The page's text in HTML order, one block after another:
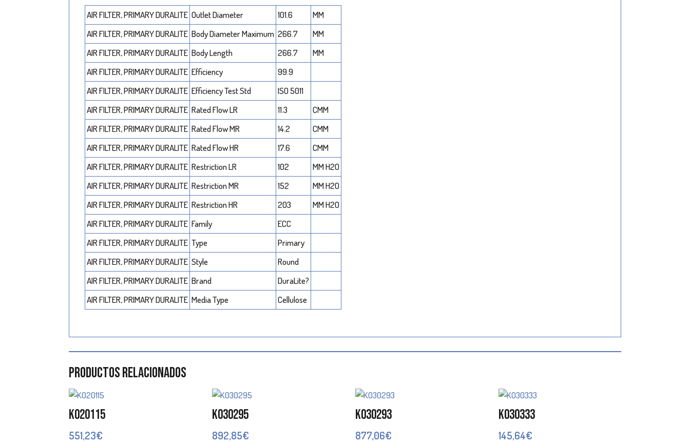
AIR FILTER, PRIMARY DURALITE Outlet Diameter 101.6
MM
AIR FILTER, PRIMARY DURALITE Body Diameter Maximum 266.7
MM
AIR FILTER, PRIMARY DURALITE Body Length 266.7
MM
AIR FILTER, PRIMARY DURALITE Efficiency
99.9
AIR FILTER, PRIMARY DURALITE Efficiency Test Std
ISO 5011
AIR FILTER, PRIMARY DURALITE Rated Flow LR 11.3
CMM
AIR FILTER, PRIMARY DURALITE Rated Flow MR 14.2
CMM
AIR FILTER, PRIMARY DURALITE Rated Flow HR 17.6
CMM
AIR FILTER, PRIMARY DURALITE Restriction LR 102
MM H2O
AIR FILTER, PRIMARY DURALITE Restriction MR 152
MM H2O
AIR FILTER, PRIMARY DURALITE Restriction HR 203
MM H2O
AIR FILTER, PRIMARY DURALITE Family
ECC
AIR FILTER, PRIMARY DURALITE Type
Primary
AIR FILTER, PRIMARY DURALITE Style
Round
AIR FILTER, PRIMARY DURALITE Brand
DuraLite?
AIR FILTER, PRIMARY DURALITE Media Type Cellulose
Productos relacionados
K020115
551,23€
K030295
892,85€
K030293
877,06€
K030333
145,64€